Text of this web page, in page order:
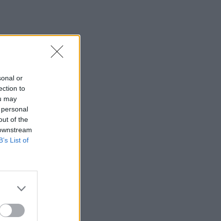
or
to
may
of the
List of
Αυτά τα τρία ζώδια προσελκύουν
σημαντική οικονομική επιτυχία τον
Αύγουστο